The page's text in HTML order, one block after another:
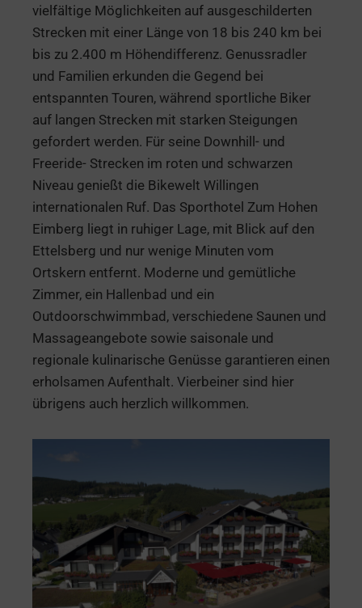
vielfältige Möglichkeiten auf ausgeschilderten
Strecken mit einer Länge von 18 bis 240 km bei
bis zu 2.400 m Höhendifferenz. Genussradler
und Familien erkunden die Gegend bei
entspannten Touren, während sportliche Biker
auf langen Strecken mit starken Steigungen
gefordert werden. Für seine Downhill- und
Freeride- Strecken im roten und schwarzen
Niveau genießt die Bikewelt Willingen
internationalen Ruf. Das Sporthotel Zum Hohen
Eimberg liegt in ruhiger Lage, mit Blick auf den
Ettelsberg und nur wenige Minuten vom
Ortskern entfernt. Moderne und gemütliche
Zimmer, ein Hallenbad und ein
Outdoorschwimmbad, verschiedene Saunen und
Massageangebote sowie saisonale und
regionale kulinarische Genüsse garantieren einen
erholsamen Aufenthalt. Vierbeiner sind hier
übrigens auch herzlich willkommen.